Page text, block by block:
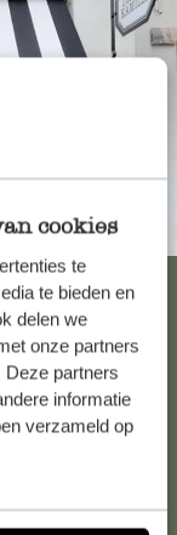
cookies
te
te bieden en
delen we
onze partners
Deze partners
informatie
verzameld op
d’aide,
posées.